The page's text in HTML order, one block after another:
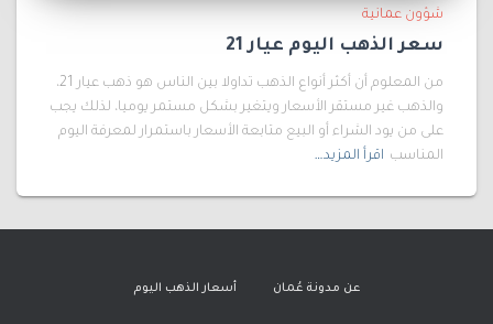
شؤون عمانية
سعر الذهب اليوم عيار 21
من المعلوم أن أكثر أنواع الذهب تداولا بين الناس هو ذهب عيار 21،
والذهب غير مستقر الأسعار ويتغير بشكل مستمر يوميا، لذلك يجب
على من يود الشراء أو البيع متابعة الأسعار باستمرار لمعرفة اليوم
المناسب اقرأ المزيد…
عن مدونة عُمان أسعار الذهب اليوم